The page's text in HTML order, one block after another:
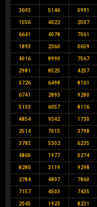
3693 5146 0991
1556 4022 2507
6641 4078 7061
1893 2360 0659
4016 8990 7567
2981 8525 4257
0726 6498 8161
6741 2893 9280
5133 6057 8116
4854 9342 1730
2514 7015 3798
3783 5302 6235
4860 1977 0274
8280 3119 9298
2784 4807 7860
7157 4503 7435
2045 1923 8231